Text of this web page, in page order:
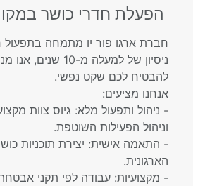
הפעלת חדרי כושר
חברת ארגו פור יו מתמחה בתפעול
ניסיון של למעלה
להבטיח לכם שקט נפשי.
אנחנו מציעים:
- ניהול ותפעול מלא: גיוס צוות
וניהול הפעילות השוטפת.
- התאמה אישית: יצירת תוכניות
הארגונית.
- מקצועיות: עבודה לפי תקני